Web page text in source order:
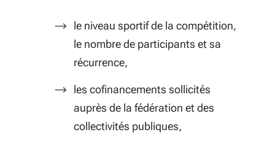
le niveau sportif de la compétition,
le nombre de participants et sa
récurrence,
les cofinancements sollicités
auprès de la fédération et des
collectivités publiques,